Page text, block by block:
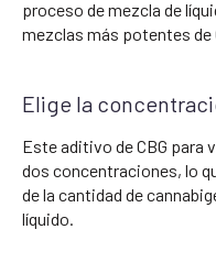
proceso de mezcla de
mezclas más potentes de
Elige la
Este aditivo de CBG para
dos concentraciones, lo
de la cantidad de
líquido.